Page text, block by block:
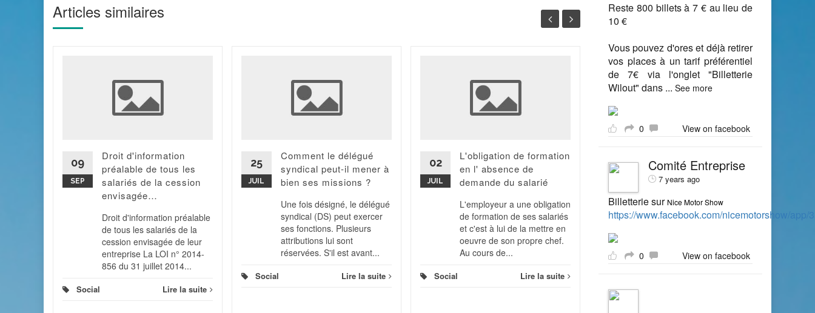
Articles similaires
09
SEP
Droit d'information
préalable de tous les
salariés de la cession
envisagée…
Droit d'information préalable
de tous les salariés de la
cession envisagée de leur
entreprise La LOI n° 2014-
856 du 31 juillet 2014...
Social Lire la suite
25
JUIL
Comment le délégué
syndical peut-il mener à
bien ses missions ?
Une fois désigné, le délégué
syndical (DS) peut exercer
ses fonctions. Plusieurs
attributions lui sont
réservées. S'il est avant...
Social Lire la suite
02
JUIL
L'obligation de formation
en l' absence de
demande du salarié
L'employeur a une obligation
de formation de ses salariés
et c'est à lui de la mettre en
oeuvre de son propre chef.
Au cours de...
Social Lire la suite
21
Mise en place du
CHSCT : c'est l'effectif
Tout salarié employé par
salariés doit relever d'un
CHSCT. L'effectif à
Social Lire la suite
Reste 800 billets à 7 € au lieu de
10 €
Vous pouvez d'ores et déjà retirer
vos places à un tarif préférentiel
de 7€ via l'onglet "Billetterie
Wilout" dans ... See more
0 View on facebook
Comité Entreprise
7 years ago
Billetterie sur Nice Motor Show
https://www.facebook.com/nicemotorshow/app/
0 View on facebook